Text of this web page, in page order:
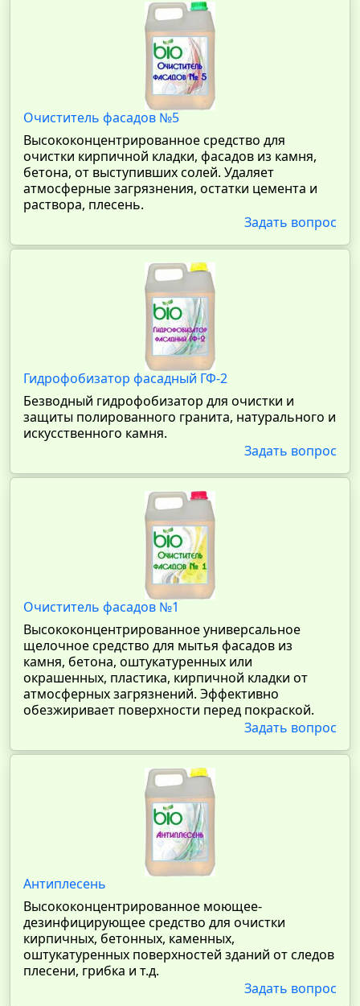
Очиститель фасадов №5
Высококонцентрированное средство для
очистки кирпичной кладки, фасадов из камня,
бетона, от выступивших солей. Удаляет
атмосферные загрязнения, остатки цемента и
раствора, плесень.
Задать вопрос
Гидрофобизатор фасадный ГФ-2
Безводный гидрофобизатор для очистки и
защиты полированного гранита, натурального и
искусственного камня.
Задать вопрос
Очиститель фасадов №1
Высококонцентрированное универсальное
щелочное средство для мытья фасадов из
камня, бетона, оштукатуренных или
окрашенных, пластика, кирпичной кладки от
атмосферных загрязнений. Эффективно
обезжиривает поверхности перед покраской.
Задать вопрос
Антиплесень
Высококонцентрированное моющее-
дезинфицирующее средство для очистки
кирпичных, бетонных, каменных,
оштукатуренных поверхностей зданий от следов
плесени, грибка и т.д.
Задать вопрос